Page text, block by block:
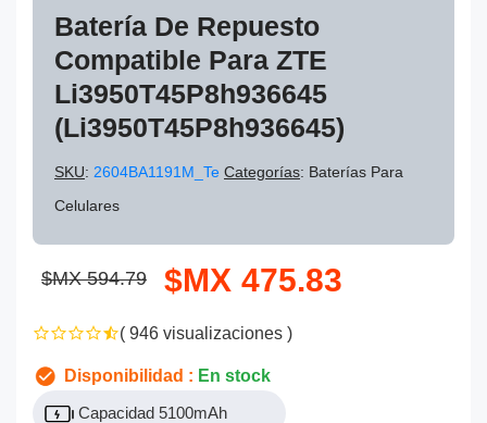
Batería De Repuesto
Compatible Para ZTE
Li3950T45P8h936645
(Li3950T45P8h936645)
SKU: 2604BA1191M_Te Categorías: Baterías Para
Celulares
$MX 594.79 $MX 475.83
( 946 visualizaciones )
Disponibilidad : En stock
Capacidad 5100mAh